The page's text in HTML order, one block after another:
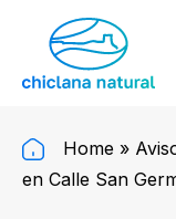
Home »
en Calle San